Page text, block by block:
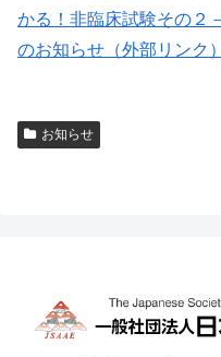
かる！非臨床試験その２
のお知らせ（外部リンク）
お知らせ